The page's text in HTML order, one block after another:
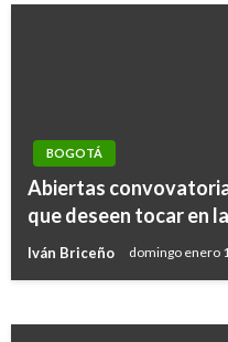
BOGOTÁ
Abiertas
que deseen tocar en
Iván Briceño domingo enero
BOGOTÁ
Receso Escolar por
Distrital impartió